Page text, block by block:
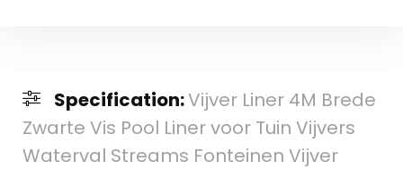
Specification:Vijver Liner 4M Brede
Zwarte Vis Pool Liner voor Tuin Vijvers
Waterval Streams Fonteinen Vijver